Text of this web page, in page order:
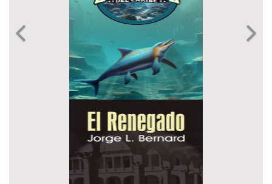
Previous 